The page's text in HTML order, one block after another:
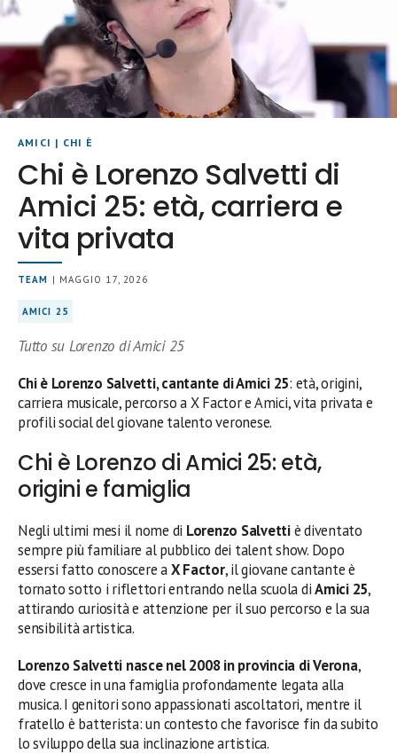
AMICI | CHI È
Chi è Lorenzo Salvetti di
Amici 25: età, carriera e
vita privata
TEAM | MAGGIO 17, 2026
AMICI 25
Tutto su Lorenzo di Amici 25
Chi è Lorenzo Salvetti, cantante di Amici 25: età, origini,
carriera musicale, percorso a X Factor e Amici, vita privata e
profili social del giovane talento veronese.
Chi è Lorenzo di Amici 25: età,
origini e famiglia
Negli ultimi mesi il nome di Lorenzo Salvettiè diventato
sempre più familiare al pubblico dei talent show. Dopo
essersi fatto conoscere aX Factor, il giovane cantante è
tornato sotto i riflettori entrando nella scuola diAmici 25,
attirando curiosità e attenzione per il suo percorso e la sua
sensibilità artistica.
Lorenzo Salvetti nasce nel 2008 in provincia di Verona,
dove cresce in una famiglia profondamente legata alla
musica. I genitori sono appassionati ascoltatori, mentre il
fratello è batterista: un contesto che favorisce fin da subito
lo sviluppo della sua inclinazione artistica.